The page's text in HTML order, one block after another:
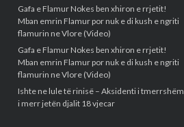
Gafa e Flamur Nokes ben xhiron e rrjetit!
Mban emrin Flamur por nuk e di kush e ngriti
flamurin ne Vlore (Video)
Gafa e Flamur Nokes ben xhiron e rrjetit!
Mban emrin Flamur por nuk e di kush e ngriti
flamurin ne Vlore (Video)
Ishte ne lule të rinisë – Aksidenti i tmerrshëm
i merr jetën djalit 18 vjecar